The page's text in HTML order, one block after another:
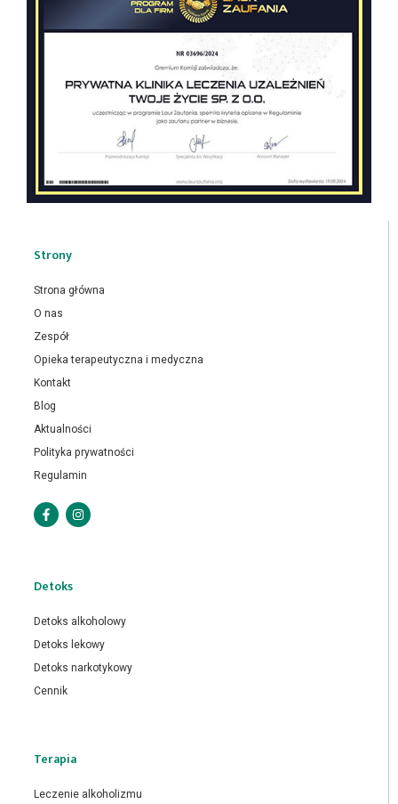
Strony
Strona główna
O nas
Zespół
Opieka terapeutyczna i medyczna
Kontakt
Blog
Aktualności
Polityka prywatności
Regulamin
Detoks
Detoks alkoholowy
Detoks lekowy
Detoks narkotykowy
Cennik
Terapia
Leczenie alkoholizmu